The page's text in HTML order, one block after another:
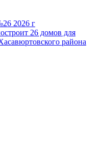
2026 г
26 домов для
района